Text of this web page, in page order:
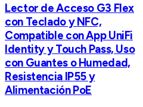
Lector de Acceso G3 Flex
con Teclado y NFC,
Compatible con App UniFi
Identity y Touch Pass, Uso
con Guantes o Humedad,
Resistencia IP55 y
Alimentación PoE